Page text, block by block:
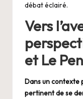
débat éclairé.
Vers
et Le
Dans un contexte
pertinent de se